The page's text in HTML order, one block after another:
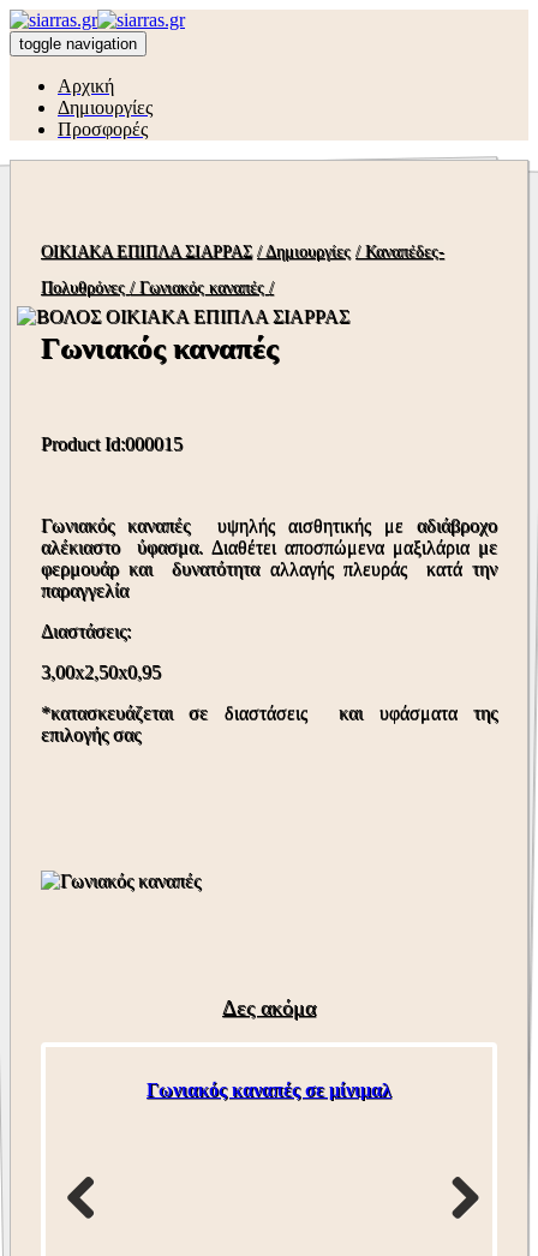
toggle navigation
Αρχική
Δημιουργίες
Προσφορές
ΟΙΚΙΑΚΑ ΕΠΙΠΛΑ ΣΙΑΡΡΑΣ / Δημιουργίες / Καναπέδες-
Πολυθρόνες / Γωνιακός καναπές /
Γωνιακός καναπές
Product Id:000015
Γωνιακός καναπές υψηλής αισθητικής με αδιάβροχο
αλέκιαστο ύφασμα. Διαθέτει αποσπώμενα μαξιλάρια με
φερμουάρ και δυνατότητα αλλαγής πλευράς κατά την
παραγγελία
Διαστάσεις:
3,00x2,50x0,95
*κατασκευάζεται σε διαστάσεις και υφάσματα της
επιλογής σας
Δες ακόμα
Γωνιακός καναπές σε μίνιμαλ